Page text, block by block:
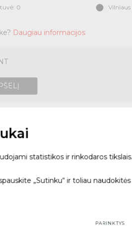
0
Daugiau informacijos
internetu ir atsiimk
į pasirinktą vietą
statistikos ir rinkodaros tikslais.
„Sutinku“ ir toliau naudokitės
PARINKTYS